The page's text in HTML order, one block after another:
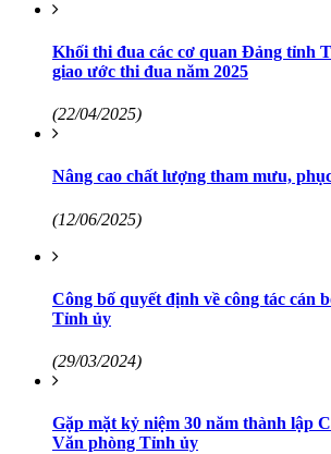
Khối thi đua các cơ quan Đảng tỉnh
giao ước thi đua năm 2025
(22/04/2025)
Nâng cao chất lượng tham mưu,
(12/06/2025)
Công bố quyết định về công tác cán
Tỉnh ủy
(29/03/2024)
Gặp mặt kỷ niệm 30 năm thành lập
Văn phòng Tỉnh ủy